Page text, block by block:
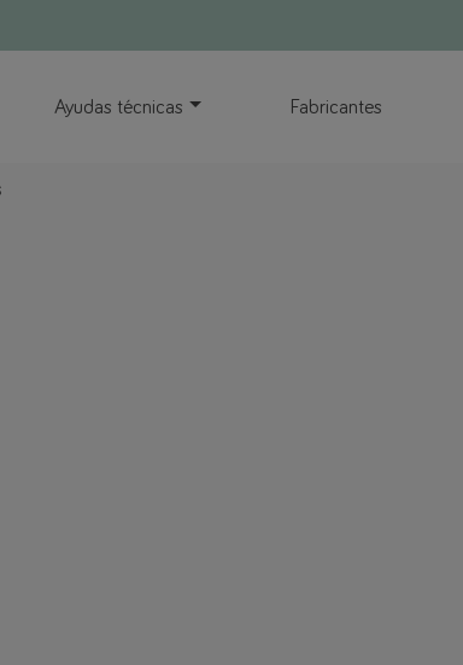
Ayudas técnicas Fabricantes